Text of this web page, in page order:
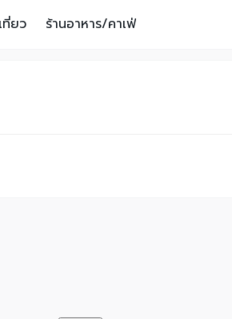
ที่ยว ร้านอาหาร/คาเฟ่